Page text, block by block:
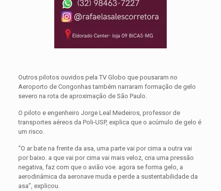
Outros pilotos ouvidos pela TV Globo que pousaram no
Aeroporto de Congonhas também narraram formação de gelo
severo na rota de aproximação de São Paulo.
O piloto e engenheiro Jorge Leal Medeiros, professor de
transportes aéreos da Poli-USP, explica que o acúmulo de gelo é
um risco.
“O ar bate na frente da asa, uma parte vai por cima a outra vai
por baixo. a que vai por cima vai mais veloz, cria uma pressão
negativa, faz com que o avião voe. agora se forma gelo, a
aerodinâmica da aeronave muda e perde a sustentabilidade da
asa”, explicou.